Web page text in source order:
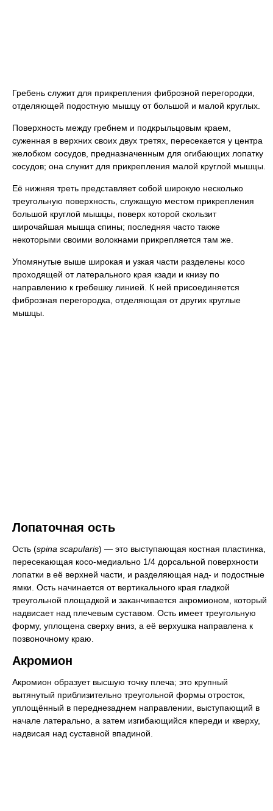
Гребень служит для прикрепления фиброзной перегородки,
отделяющей подостную мышцу от большой и малой круглых.
Поверхность между гребнем и подкрыльцовым краем,
суженная в верхних своих двух третях, пересекается у центра
желобком сосудов, предназначенным для огибающих лопатку
сосудов; она служит для прикрепления малой круглой мышцы.
Её нижняя треть представляет собой широкую несколько
треугольную поверхность, служащую местом прикрепления
большой круглой мышцы, поверх которой скользит
широчайшая мышца спины; последняя часто также
некоторыми своими волокнами прикрепляется там же.
Упомянутые выше широкая и узкая части разделены косо
проходящей от латерального края кзади и книзу по
направлению к гребешку линией. К ней присоединяется
фиброзная перегородка, отделяющая от других круглые
мышцы.
Лопаточная ость
Ость (spina scapularis) — это выступающая костная пластинка,
пересекающая косо-медиально 1/4 дорсальной поверхности
лопатки в её верхней части, и разделяющая над- и подостные
ямки. Ость начинается от вертикального края гладкой
треугольной площадкой и заканчивается акромионом, который
надвисает над плечевым суставом. Ость имеет треугольную
форму, уплощена сверху вниз, а её верхушка направлена к
позвоночному краю.
Акромион
Акромион образует высшую точку плеча; это крупный
вытянутый приблизительно треугольной формы отросток,
уплощённый в переднезаднем направлении, выступающий в
начале латерально, а затем изгибающийся кпереди и кверху,
надвисая над суставной впадиной.